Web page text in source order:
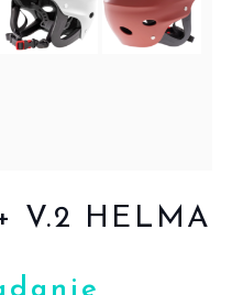
V.2 HELMA